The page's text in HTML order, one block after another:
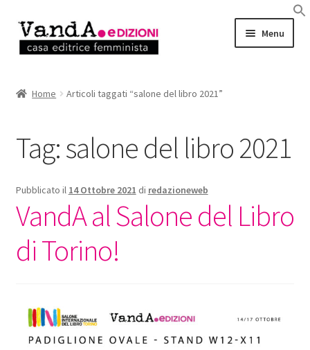
Vai
alla
Vai
al
Menu
AUTRICI e AUTORI
EVENTI
RASSEGNA STAMPA
CHI SIAMO
Home Articoli taggati “salone del libro 2021”
Tag:salone del libro 2021
Pubblicato il 14 Ottobre 2021 di redazioneweb
VandA al Salone del Libro
di Torino!